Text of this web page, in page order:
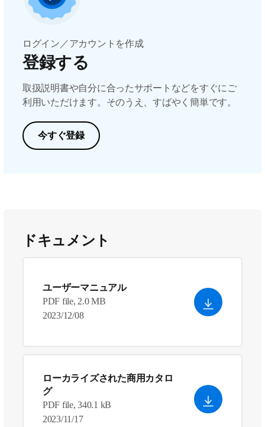
ログイン／アカウントを作成
登録する
取扱説明書や自分に合ったサポートなどをすぐにご
利用いただけます。そのうえ、すばやく簡単です。
今すぐ登録
ドキュメント
ユーザーマニュアル
PDF file, 2.0 MB
2023/12/08
ローカライズされた商用カタロ
グ
PDF file, 340.1 kB
2023/11/17